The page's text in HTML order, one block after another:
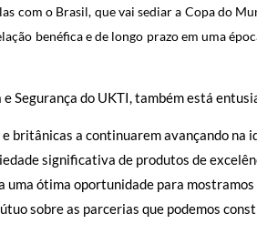
com o Brasil, que vai sediar a Copa do
benéfica e de longo prazo em uma
Segurança do UKTI, também está
britânicas a continuarem avançando na
significativa de produtos de
ótima oportunidade para mostramos
sobre as parcerias que podemos